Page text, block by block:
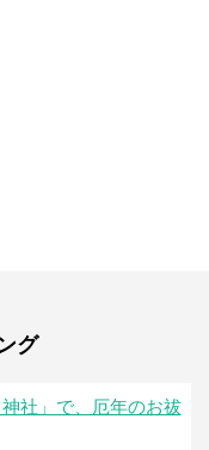
グ
社」で、厄年のお祓